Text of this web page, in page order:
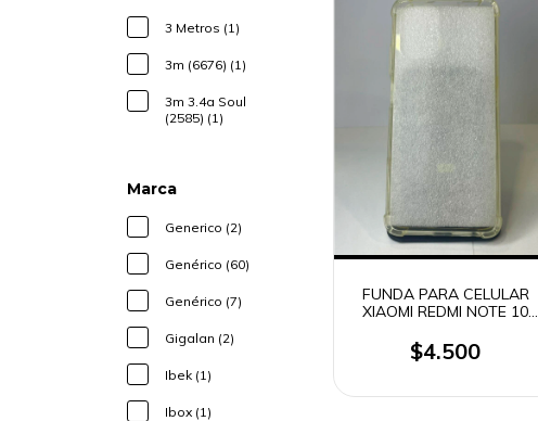
3 Metros (1)
3m (6676) (1)
3m 3.4a Soul
(2585) (1)
Marca
Generico (2)
Genérico (60)
Genérico (7)
Gigalan (2)
Ibek (1)
Ibox (1)
FUNDA PARA CELULAR
XIAOMI REDMI NOTE 10
$4.500